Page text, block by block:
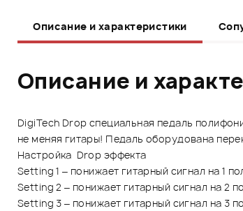
Описание и характеристики
Описание и
DigiTech Drop специальная педаль
не меняя гитары! Педаль оборудована
Настройка Drop эффекта
Setting 1 – понижает гитарный сигнал на 1
Setting 2 – понижает гитарный сигнал на 2
Setting 3 – понижает гитарный сигнал на 3